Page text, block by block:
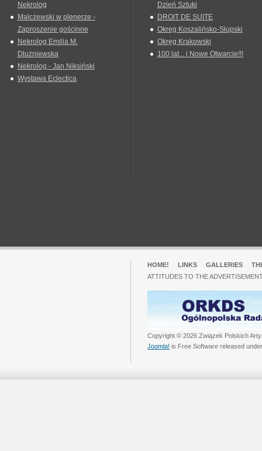
Nekrolog
Malczewski w plenerze -
Zaproszenie gościnne
Nekrolog Emilia M.
Dłużniewska
Nekrolog - Jan Niksiński
Wystawa Eclectica
Dzień Sztuki
DROIT DE SUITE
Okreg Koszalińsko-Słupski
Okręg Krakowski
100 lat... i Nowe Otwarcie!!!
HOME! LINKS GALLERIES
ATTITUDES TO THE
Copyright © 2026 Związek Polskich
Joomla! is Free Software released